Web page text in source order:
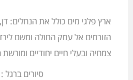
ארץ פלגי מים כולל את הנחלים:
הזורמים אל עמק החולה ומשם
צמחיה ובעלי חיים יחודיים
סיורים ברגל